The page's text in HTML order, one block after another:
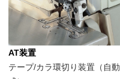
AT装置
テープ/カラ環切り装置（自動